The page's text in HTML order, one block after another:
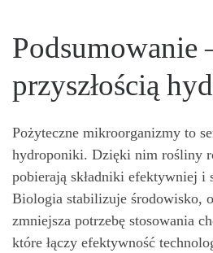
Podsumowanie
przyszłością
Pożyteczne mikroorganizmy to
hydroponiki. Dzięki nim rośliny
pobierają składniki efektywniej i
Biologia stabilizuje środowisko,
zmniejsza potrzebę stosowania
które łączy efektywność